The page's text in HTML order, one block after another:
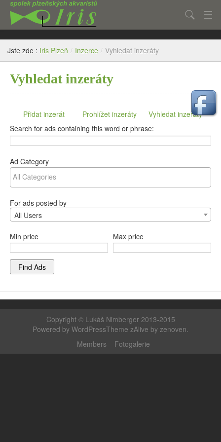
Aktuality
Články
Fotogalerie
Hledat
Jste zde : Iris Plzeň / Inzerce / Vyhledat inzeráty
Vyhledat inzeráty
Přidat inzerát Prohlížet inzeráty
Vyhledat inzeráty
Search for ads containing this word or phrase:
Ad Category
For ads posted by
All Users
Min price Max price
Copyright © Lukáš Nimberger 2013-2015
Powered by WordPressTheme zAlive by zenoven.
Members
Fotogalerie